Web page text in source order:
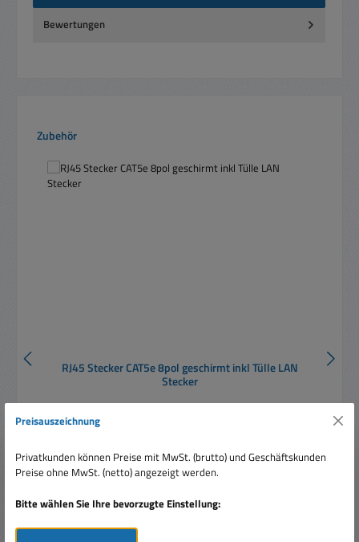
Bewertungen
Produktgalerie überspringen
Zubehör
RJ45 Stecker CAT5e 8pol geschirmt inkl Tülle LAN
Stecker
Regulärer Preis:
Ab0,35 €
Preise inkl. MwSt. zzgl. Versandkosten
Preisauszeichnung
Privatkunden können Preise mit MwSt. (brutto) und Geschäftskunden
Preise ohne MwSt. (netto) angezeigt werden.
Bitte wählen Sie Ihre bevorzugte Einstellung: